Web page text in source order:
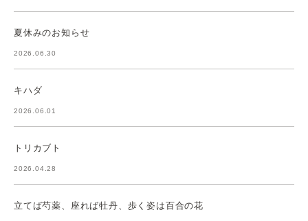
夏休みのお知らせ
2026.06.30
キハダ
2026.06.01
トリカブト
2026.04.28
立てば芍薬、座れば牡丹、歩く姿は百合の花